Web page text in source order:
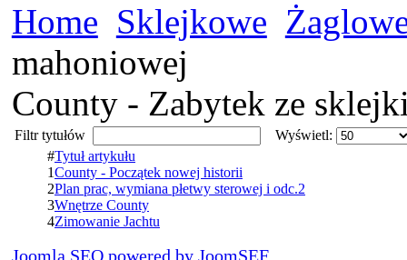
Home Sklejkowe
mahoniowej
County - Zabytek ze
Filtr tytułów
Wyświetl:
#Tytuł artykułu
1County - Początek nowej historii
2Plan prac, wymiana płetwy sterowej i odc.2
3Wnętrze County
4Zimowanie Jachtu
Joomla SEO powered by JoomSEF